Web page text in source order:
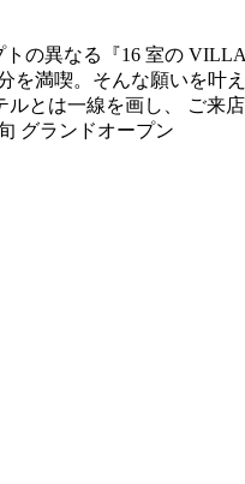
の異なる『16 室の
を満喫。そんな願いを叶
ルとは一線を画し、 ご来
グランドオープン